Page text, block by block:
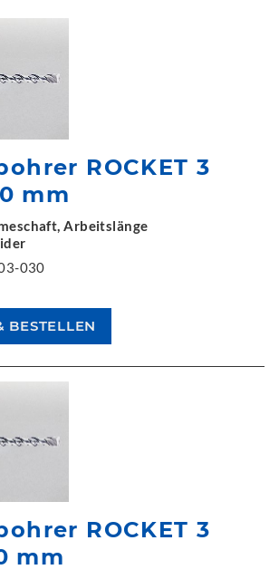
ROCKET 3
mm
Arbeitslänge
030
ROCKET 3
mm